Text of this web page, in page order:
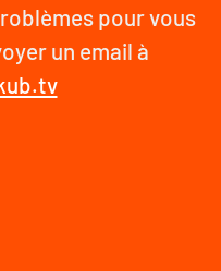
pour vous
un email à